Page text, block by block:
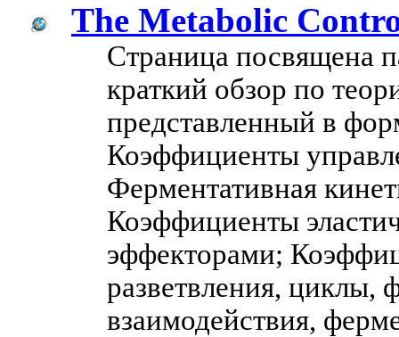
The Metabolic
Страница посвящена
краткий обзор по
представленный в
Коэффициенты
Ферментативная
Коэффициенты
эффекторами;
разветвления, циклы,
взаимодействия,